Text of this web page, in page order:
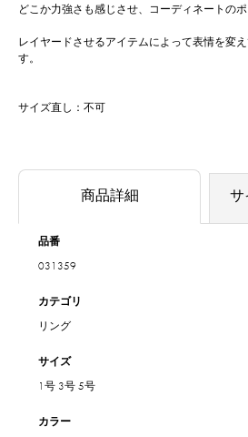
どこか力強さも感じさせ、コーディネートの
レイヤードさせるアイテムによって表情を変
す。
サイズ直し：不可
商品詳細 サ
品番
031359
カテゴリ
リング
サイズ
1号 3号5号
カラー